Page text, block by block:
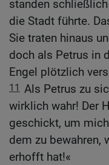
standen
die Stadt führte.
Sie traten hinaus
doch als Petrus in
Engel plötzlich
11 Als Petrus zu
wirklich wahr! Der
geschickt, um
dem zu bewahren,
erhofft hat!«